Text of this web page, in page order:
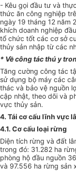
- Kêu gọi đầu tư và
thức ăn công nghiệp
ngày 19 tháng 12 năm
khích doanh nghiệp
tổ chức tốt các cơ sở
thủy sản nhập từ các
* Về công tác thú y
Tăng cường công tác
sử dụng bộ máy các
thác và bảo vệ nguồn
cập nhật, theo dõi và
vực thủy sản.
4. Tái cơ cấu lĩnh vực
4.1. Cơ cấu loại rừng
Diện tích rừng và đất
trong đó: 31.282 ha
phòng hộ đầu nguồn
và 97.556 ha rừng sản